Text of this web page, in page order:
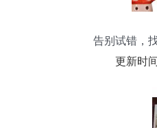
告别试错，
发
更新时